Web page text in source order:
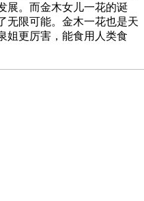
展。而金木女儿一花的诞
无限可能。金木一花也是天
姐更厉害，能食用人类食